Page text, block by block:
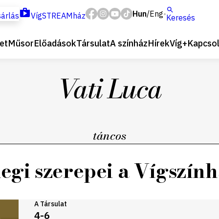
VígSTREAMház Hun/Eng Keresés
MűsorElőadásokTársulatA színházHírekVíg+
Vati Luca
táncos
szerepei a
A Társulat
4-6